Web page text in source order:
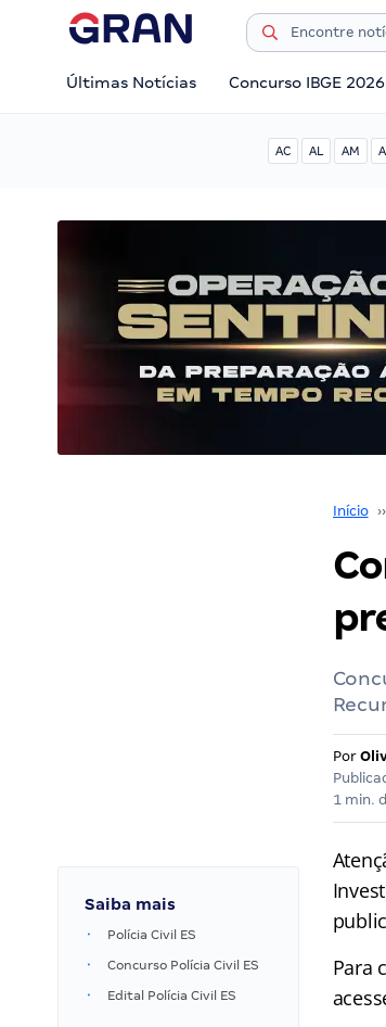
Últimas Notícias Concurso IBGE 2026
AC AL AM
Início ››
Por
1 min.
Saiba mais
Polícia Civil ES
Concurso Polícia Civil ES
Edital Polícia Civil ES
Para